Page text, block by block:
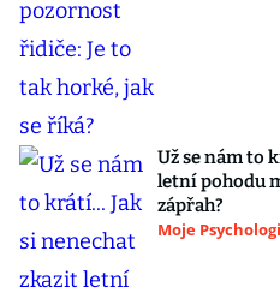
Už se nám to
letní pohodu
zápřah?
Moje